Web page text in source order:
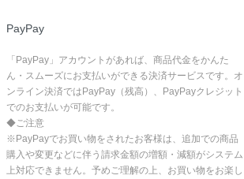
PayPay
「PayPay」アカウントがあれば、商品代金をかんた
ん・スムーズにお支払いができる決済サービスです。オ
ンライン決済ではPayPay（残高）、PayPayクレジット
でのお支払いが可能です。
◆ご注意
※PayPayでお買い物をされたお客様は、追加での商品
購入や変更などに伴う請求金額の増額・減額がシステム
上対応できません。予めご理解の上、お買い物をお楽し